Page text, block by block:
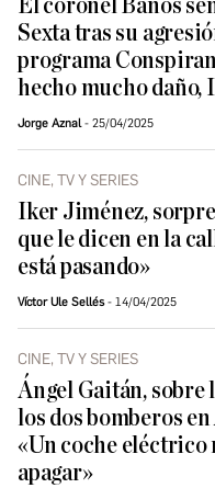
El coronel Baños
Sexta tras su
programa
hecho mucho daño,
Jorge Aznal 25/04/2025
CINE, TV Y SERIES
Iker Jiménez,
que le dicen en la
está pasando»
Víctor Ule Sellés 14/04/2025
CINE, TV Y SERIES
Ángel Gaitán, sobre
los dos bomberos
«Un coche eléctrico
apagar»